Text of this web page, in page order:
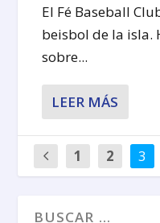
El Fé Baseball
beisbol de la isla.
sobre...
LEER MÁS
1 2 3